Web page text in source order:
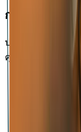
การปรับแต่ง
ปรับแต่งการตั้งค่า
คุณให้เป็นส่วนตัว